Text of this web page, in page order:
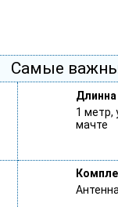
Самые
1 метр,
мачте